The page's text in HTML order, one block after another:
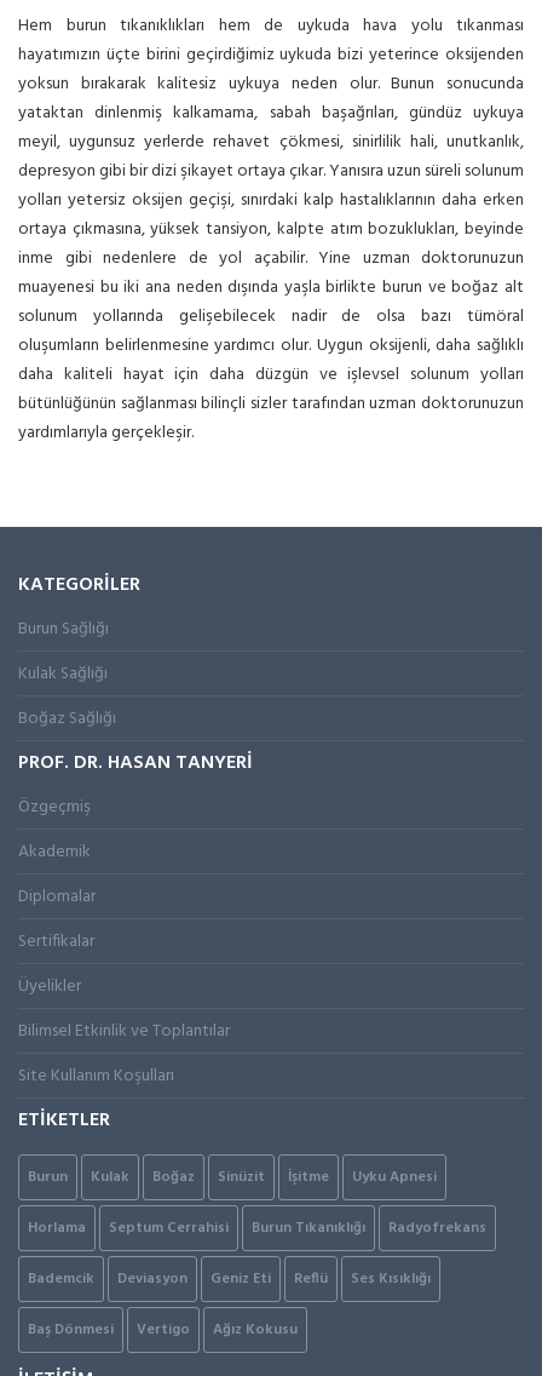
Hem burun tıkanıklıkları hem de uykuda hava yolu tıkanması
hayatımızın üçte birini geçirdiğimiz uykuda bizi yeterince oksijenden
yoksun bırakarak kalitesiz uykuya neden olur. Bunun sonucunda
yataktan dinlenmiş kalkamama, sabah başağrıları, gündüz uykuya
meyil, uygunsuz yerlerde rehavet çökmesi, sinirlilik hali, unutkanlık,
depresyon gibi bir dizi şikayet ortaya çıkar. Yanısıra uzun süreli solunum
yolları yetersiz oksijen geçişi, sınırdaki kalp hastalıklarının daha erken
ortaya çıkmasına, yüksek tansiyon, kalpte atım bozuklukları, beyinde
inme gibi nedenlere de yol açabilir. Yine uzman doktorunuzun
muayenesi bu iki ana neden dışında yaşla birlikte burun ve boğaz alt
solunum yollarında gelişebilecek nadir de olsa bazı tümöral
oluşumların belirlenmesine yardımcı olur. Uygun oksijenli, daha sağlıklı
daha kaliteli hayat için daha düzgün ve işlevsel solunum yolları
bütünlüğünün sağlanması bilinçli sizler tarafından uzman doktorunuzun
yardımlarıyla gerçekleşir.
KATEGORİLER
Burun Sağlığı
Kulak Sağlığı
Boğaz Sağlığı
PROF. DR. HASAN TANYERİ
Özgeçmiş
Akademik
Diplomalar
Sertifikalar
Üyelikler
Bilimsel Etkinlik ve Toplantılar
Site Kullanım Koşulları
ETİKETLER
Burun Kulak Boğaz Sinüzit İşitme Uyku Apnesi
Horlama Septum Cerrahisi Burun Tıkanıklığı Radyofrekans
Bademcik Deviasyon Geniz Eti Reflü Ses Kısıklığı
Baş Dönmesi Vertigo Ağız Kokusu